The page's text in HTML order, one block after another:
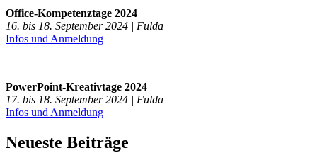
Office-Kompetenztage 2024
16. bis 18. September 2024 | Fulda
Infos und Anmeldung
PowerPoint-Kreativtage 2024
17. bis 18. September 2024 | Fulda
Infos und Anmeldung
Neueste Beiträge